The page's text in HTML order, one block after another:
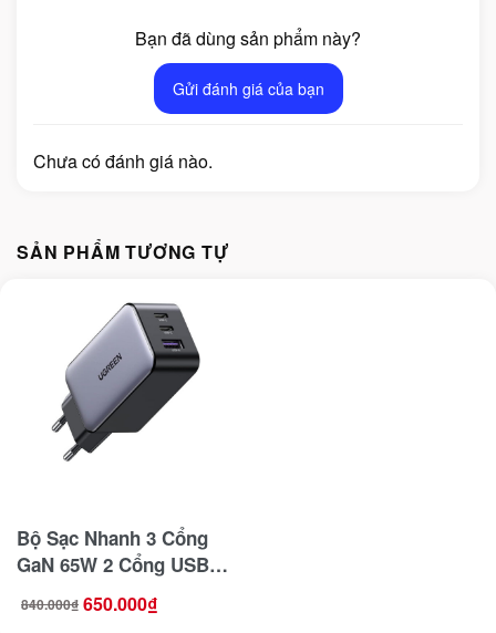
Bạn đã dùng sản phẩm này?
Gửi đánh giá của bạn
Chưa có đánh giá nào.
SẢN PHẨM TƯƠNG TỰ
Bộ Sạc Nhanh 3 Cổng
GaN 65W 2 Cổng USB-C
1 Cổng USB A Ugreen
10335
840.000₫
Giá
gốc 650.000₫
Giá
hiện